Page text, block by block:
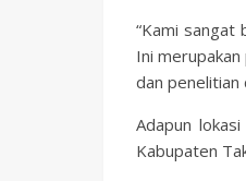
“Kami sangat
Ini
dan penelitian
Adapun
Kabupaten